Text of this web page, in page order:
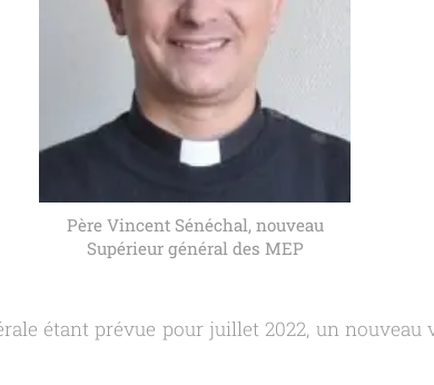
Père Vincent Sénéchal, nouveau
Supérieur général des MEP
étant prévue pour juillet 2022, un nouveau